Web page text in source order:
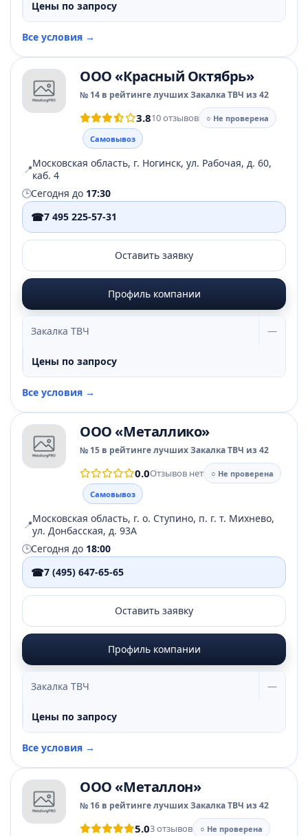
Цены по запросу
Все условия →
ООО «Красный Октябрь»
№ 14 в рейтинге лучших Закалка ТВЧ из 42
3.810 отзывов
○ Не проверена
Самовывоз
📍Московская область, г. Ногинск, ул. Рабочая, д. 60,
каб. 4
🕒Сегодня до 17:30
☎7 495 225-57-31
Оставить заявку
Профиль компании
Закалка ТВЧ —
Цены по запросу
Все условия →
ООО «Металлико»
№ 15 в рейтинге лучших Закалка ТВЧ из 42
0.0Отзывов нет
○ Не проверена
Самовывоз
📍Московская область, г. о. Ступино, п. г. т. Михнево,
ул. Донбасская, д. 93А
🕒Сегодня до 18:00
☎7 (495) 647-65-65
Оставить заявку
Профиль компании
Закалка ТВЧ —
Цены по запросу
Все условия →
ООО «Металлон»
№ 16 в рейтинге лучших Закалка ТВЧ из 42
5.03 отзывов
○ Не проверена